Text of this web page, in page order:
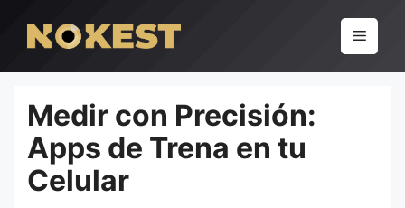
conteúdo
Menu
Medir con Precisión:
Apps de Trena en tu
Celular